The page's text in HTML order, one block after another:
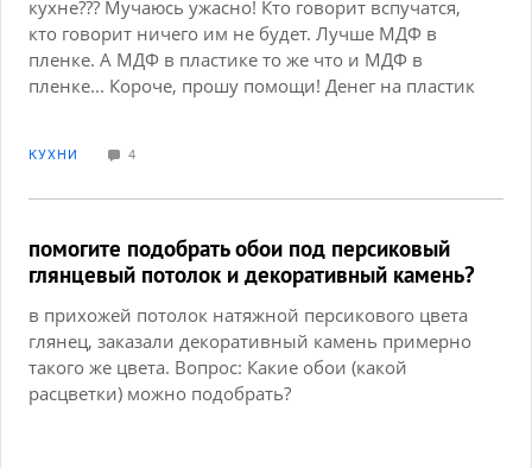
кухне??? Мучаюсь ужасно! Кто говорит вспучатся,
кто говорит ничего им не будет. Лучше МДФ в
пленке. А МДФ в пластике то же что и МДФ в
пленке... Короче, прошу помощи! Денег на пластик
КУХНИ 4
помогите подобрать обои под персиковый
глянцевый потолок и декоративный камень?
в прихожей потолок натяжной персикового цвета
глянец, заказали декоративный камень примерно
такого же цвета. Вопрос: Какие обои (какой
расцветки) можно подобрать?